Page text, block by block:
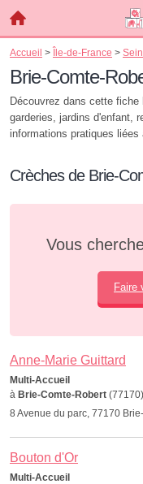
Accueil > Île-de-France >
Brie-Comte-
Découvrez dans cette fiche
garderies, jardins d'enfant,
informations pratiques
Crèches de Brie-
Vous
Faire
Anne-Marie Guittard
Multi-Accueil
à Brie-Comte-Robert (77170)
8 Avenue du parc, 77170
Bouton d'Or
Multi-Accueil